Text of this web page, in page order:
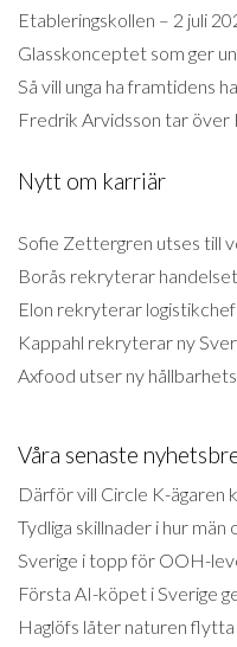
Etableringskollen – 2 juli
Glasskonceptet som ger
Så vill unga ha framtidens
Fredrik Arvidsson tar över
Nytt om karriär
Sofie Zettergren utses till
Borås rekryterar
Elon rekryterar logistikchef
Kappahl rekryterar ny
Axfood utser ny
Våra senaste
Därför vill Circle K-ägaren
Tydliga skillnader i hur
Sverige i topp för OOH-
Första AI-köpet i Sverige
Haglöfs låter naturen flytta